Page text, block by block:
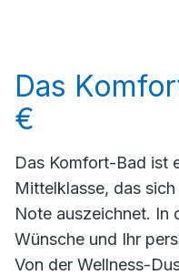
Das
€
Das Komfort-Bad ist
Mittelklasse, das
Note auszeichnet. In
Wünsche und Ihr
Von der Wellness-